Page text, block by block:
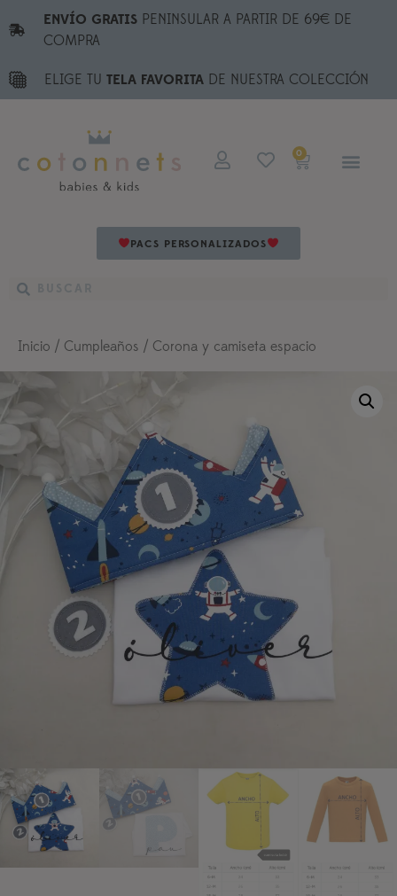
ENVÍO GRATISPENINSULAR A PARTIR DE 69€ DE
COMPRA
ELIGE TU TELA FAVORITA DE NUESTRA COLECCIÓN
0
PACS PERSONALIZADOS
Inicio / Cumpleaños / Corona y camiseta espacio